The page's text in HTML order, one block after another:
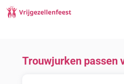
Trouwjurken passen